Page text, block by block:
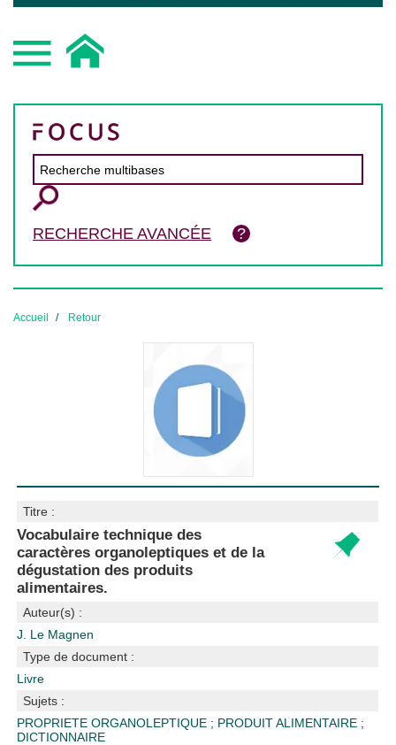
RECHERCHE AVANCÉE
Accueil Retour
Titre :
Vocabulaire technique des
caractères organoleptiques et de la
dégustation des produits
alimentaires.
Auteur(s) :
J. Le Magnen
Type de document :
Livre
Sujets :
PROPRIETE ORGANOLEPTIQUE ; PRODUIT ALIMENTAIRE ;
DICTIONNAIRE